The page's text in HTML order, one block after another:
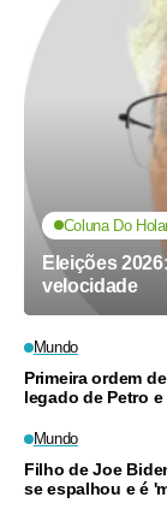
Coluna Do
Eleições
velocidade
Mundo
Primeira ordem
legado de Petro
Mundo
Filho de Joe
se espalhou e é